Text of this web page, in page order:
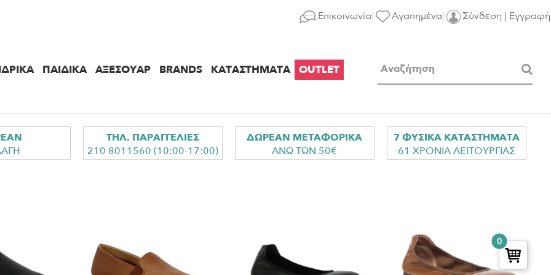
Επικοινωνία Αγαπημένα Σύνδεση | Εγγραφή
ΠΑΙΔΙΚΑ ΑΞΕΣΟΥΑΡ BRANDS ΚΑΤΑΣΤΗΜΑΤΑ OUTLET
ΤΗΛ. ΠΑΡΑΓΓΕΛΙΕΣ
210 8011560 (10:00-17:00)
ΔΩΡΕΑΝ ΜΕΤΑΦΟΡΙΚΑ
ΑΝΩ ΤΩΝ 50€
7 ΦΥΣΙΚΑ ΚΑΤΑΣΤΗΜΑΤΑ
61 ΧΡΟΝΙΑ ΛΕΙΤΟΥΡΓΙΑΣ
0